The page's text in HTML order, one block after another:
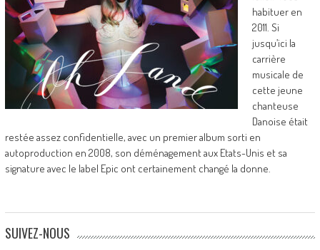
habituer en
2011. Si
jusqu’ici la
carrière
musicale de
cette jeune
chanteuse
Danoise était
restée assez confidentielle, avec un premier album sorti en
autoproduction en 2008, son déménagement aux Etats-Unis et sa
signature avec le label Epic ont certainement changé la donne.
SUIVEZ-NOUS